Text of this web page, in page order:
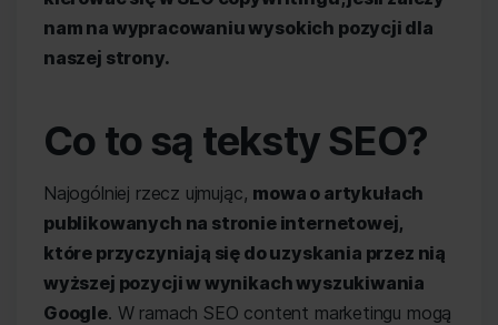
nam na wypracowaniu wysokich pozycji dla
naszej strony.
Co to są teksty SEO?
Najogólniej rzecz ujmując, mowa o artykułach
publikowanych na stronie internetowej,
które przyczyniają się do uzyskania przez nią
wyższej pozycji w wynikach wyszukiwania
Google. W ramach SEO content marketingu mogą